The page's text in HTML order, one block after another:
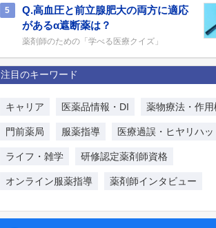
5
Q.高血圧と前立腺肥大の両方に適応
があるα遮断薬は？
薬剤師のための「学べる医療クイズ」
注目のキーワード
キャリア 医薬品情報・DI 薬物療法・作用
門前薬局 服薬指導 医療過誤・ヒヤリハッ
ライフ・雑学 研修認定薬剤師資格
オンライン服薬指導 薬剤師インタビュー